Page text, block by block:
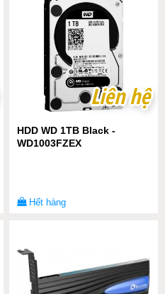
Liên hệ
Liên hệ
HDD WD 1TB Black -
WD1003FZEX
Hết hàng